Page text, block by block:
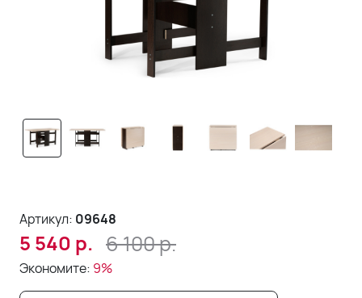
Артикул: 09648
5 540 р. 6 100р.
Экономите: 9%